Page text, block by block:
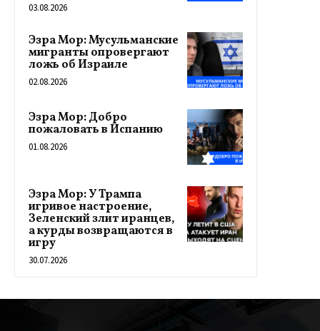
03.08.2026
Эзра Мор: Мусульманские
мигранты опровергают
ложь об Израиле
02.08.2026
Эзра Мор: Добро
пожаловать в Испанию
01.08.2026
Эзра Мор: У Трампа
игривое настроение,
Зеленский злит иранцев,
а курды возвращаются в
игру
30.07.2026